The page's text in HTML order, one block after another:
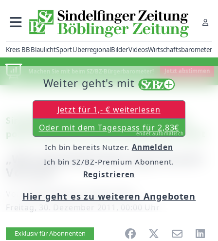
Kreis BBBlaulichtSportÜberregionalBilderVideosWirtschaftsbarometer
Machen Sie mit beim SZ/BZ-Bürgerbarometer! Jetzt abstimmen
Sindelfingen: Dr. Olaf Krüger zieht eine
positive Bilanz für seine fünfjährige Arbeit
„Wirtschaftsförderung braucht
VonChefredakteur Jürgen Haar
Freitag, 30. Dezember 2011, 00:00 Uhr
Artikel vorlesen
Exklusiv für Abonnenten
Weiter geht's mit
Jetzt für 1,- € weiterlesen
Oder mit dem Tagespass für 2,83€
endet automatisch
Ich bin bereits Nutzer. Anmelden
Ich bin SZ/BZ-Premium Abonnent.
Registrieren
Hier geht es zu weiteren Angeboten